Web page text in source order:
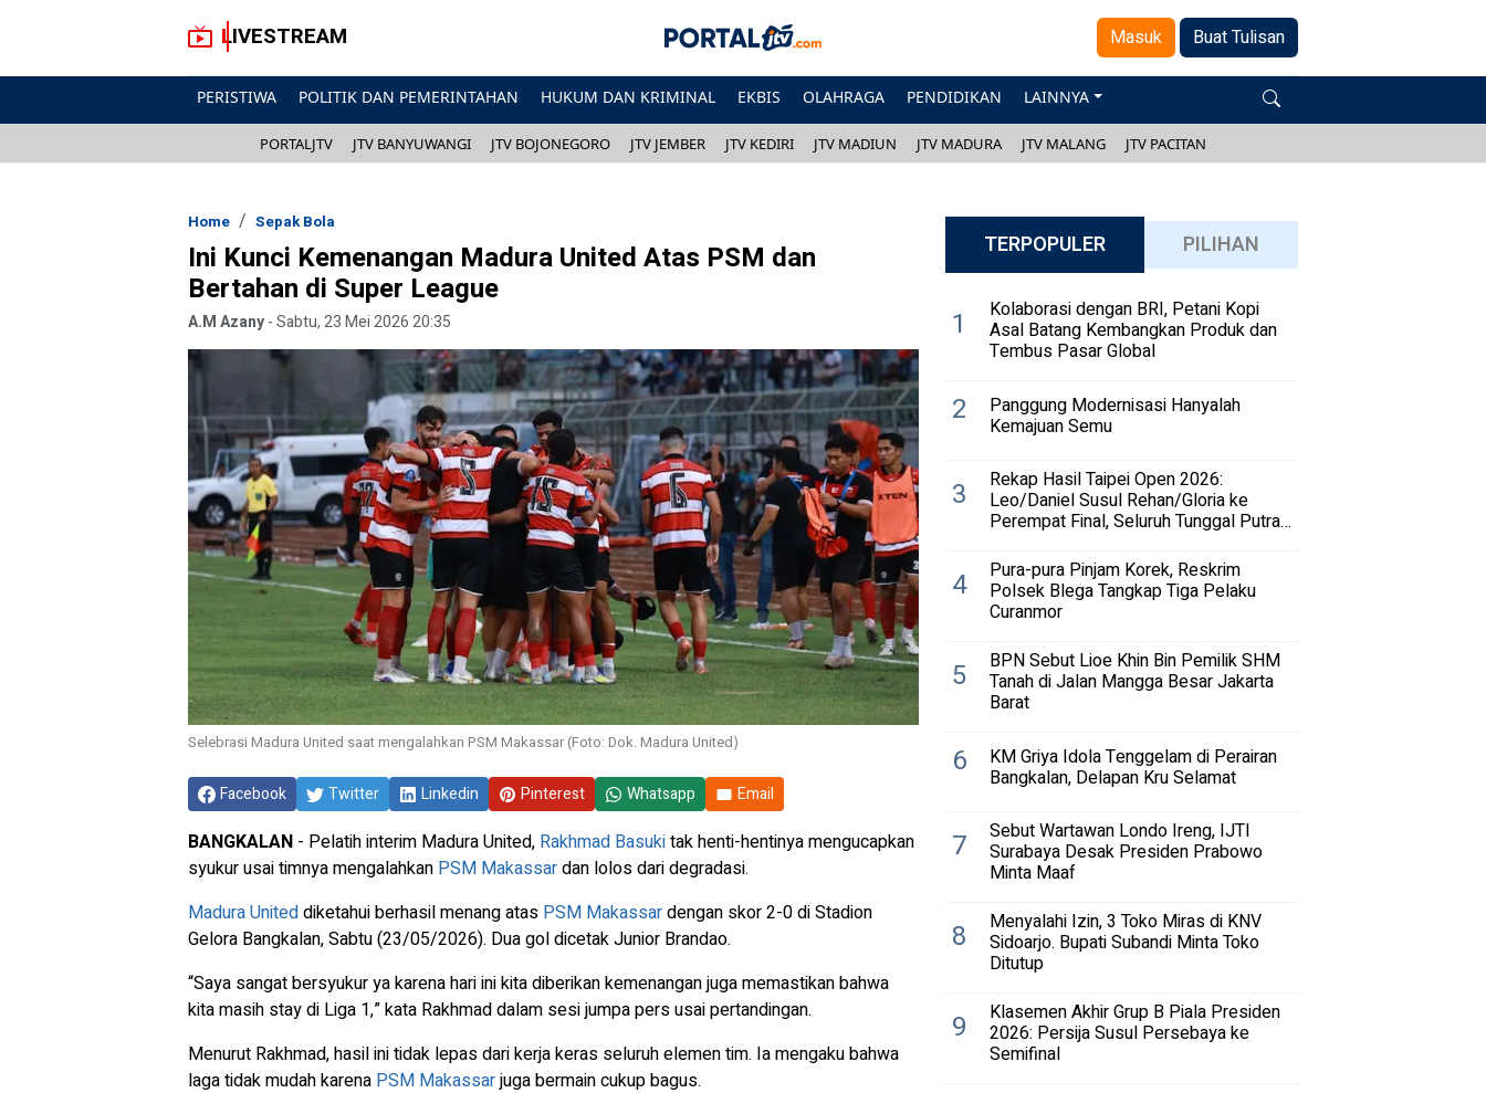
LIVESTREAM Masuk Buat Tulisan
PERISTIWA POLITIK DAN PEMERINTAHAN HUKUM DAN KRIMINAL EKBIS OLAHRAGA PENDIDIKAN LAINNYA
PORTALJTV JTV BANYUWANGI JTV BOJONEGORO JTV JEMBER JTV KEDIRI JTV MADIUN JTV MADURA JTV MALANG JTV PACITAN
Home Sepak Bola
Ini Kunci Kemenangan Madura United Atas PSM dan
Bertahan di Super League
A.M Azany-Sabtu, 23 Mei 2026 20:35
Selebrasi Madura United saat mengalahkan PSM Makassar (Foto: Dok. Madura United)
Facebook Twitter Linkedin Pinterest Whatsapp Email
BANGKALAN - Pelatih interim Madura United, Rakhmad Basukitak henti-hentinya mengucapkan
syukur usai timnya mengalahkan PSM Makassardan lolos dari degradasi.
Madura Uniteddiketahui berhasil menang atas PSM Makassardengan skor 2-0 di Stadion
Gelora Bangkalan, Sabtu (23/05/2026). Dua gol dicetak Junior Brandao.
“Saya sangat bersyukur ya karena hari ini kita diberikan kemenangan juga memastikan bahwa
kita masih stay di Liga 1,” kata Rakhmad dalam sesi jumpa pers usai pertandingan.
Menurut Rakhmad, hasil ini tidak lepas dari kerja keras seluruh elemen tim. Ia mengaku bahwa
laga tidak mudah karena PSM Makassarjuga bermain cukup bagus.
TERPOPULER PILIHAN
1 Kolaborasi dengan BRI, Petani Kopi
Asal Batang Kembangkan Produk dan
Tembus Pasar Global
2 Panggung Modernisasi Hanyalah
Kemajuan Semu
3 Rekap Hasil Taipei Open 2026:
Leo/Daniel Susul Rehan/Gloria ke
Perempat Final, Seluruh Tunggal Putra
4 Pura-pura Pinjam Korek, Reskrim
Polsek Blega Tangkap Tiga Pelaku
Curanmor
5 BPN Sebut Lioe Khin Bin Pemilik SHM
Tanah di Jalan Mangga Besar Jakarta
Barat
6 KM Griya Idola Tenggelam di Perairan
Bangkalan, Delapan Kru Selamat
7 Sebut Wartawan Londo Ireng, IJTI
Surabaya Desak Presiden Prabowo
Minta Maaf
8 Menyalahi Izin, 3 Toko Miras di KNV
Sidoarjo. Bupati Subandi Minta Toko
Ditutup
9 Klasemen Akhir Grup B Piala Presiden
2026: Persija Susul Persebaya ke
Semifinal